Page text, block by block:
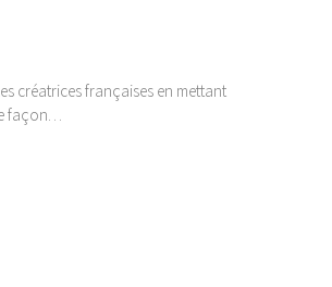
créatrices françaises en mettant
façon…